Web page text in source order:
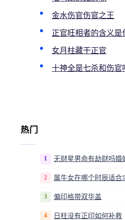
金水伤官伤官之王
正官旺相者的含义是
女月柱藏干正官
十神全是七杀和伤官
热门
1 无财星男命有劫财吗婚
2 属牛女在哪个时辰适合
3 偏印格带双华盖
4 日柱没有正印如何补救